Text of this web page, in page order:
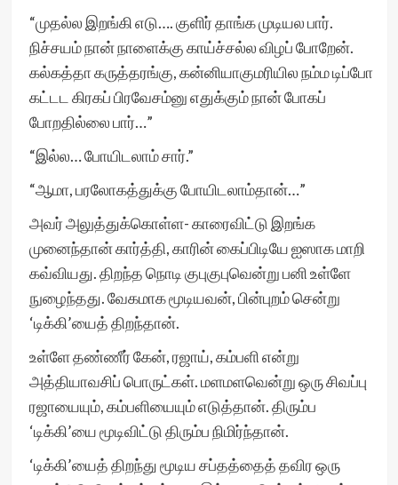
“முதல்ல இறங்கி எடு…. குளிர் தாங்க முடியல பார்.
நிச்சயம் நான் நாளைக்கு காய்ச்சல்ல விழப் போறேன்.
கல்கத்தா கருத்தரங்கு, கன்னியாகுமரியில நம்ம டிப்போ
கட்டட கிரகப் பிரவேசம்னு எதுக்கும் நான் போகப்
போறதில்லை பார்…”
“இல்ல… போயிடலாம் சார்.”
“ஆமா, பரலோகத்துக்கு போயிடலாம்தான்…”
அவர் அலுத்துக்கொள்ள- காரைவிட்டு இறங்க
முனைந்தான் கார்த்தி, காரின் கைப்பிடியே ஐஸாக மாறி
கவ்வியது. திறந்த நொடி குபுகுபுவென்று பனி உள்ளே
நுழைந்தது. வேகமாக மூடியவன், பின்புறம் சென்று
‘டிக்கி’யைத் திறந்தான்.
உள்ளே தண்ணீர் கேன், ரஜாய், கம்பளி என்று
அத்தியாவசிப் பொருட்கள். மளமளவென்று ஒரு சிவப்பு
ரஜாயையும், கம்பளியையும் எடுத்தான். திரும்ப
‘டிக்கி’யை மூடிவிட்டு திரும்ப நிமிர்ந்தான்.
‘டிக்கி’யைத் திறந்து மூடிய சப்தத்தைத் தவிர ஒரு